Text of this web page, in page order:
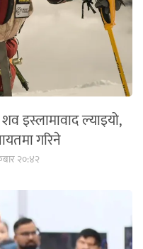
इस्लामावाद ल्याइयो,
गरिने
२०:४२